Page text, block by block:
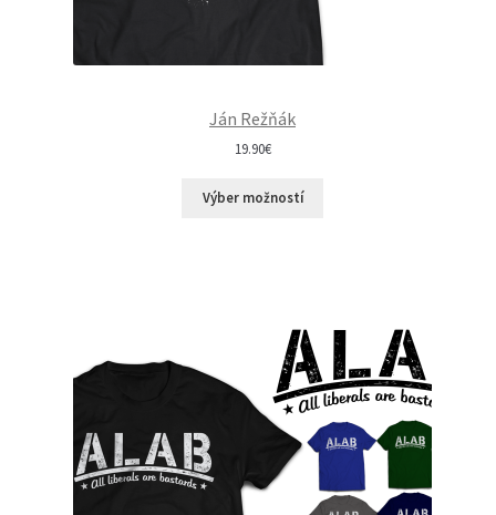
Ján Režňák
19.90€
Výber možností